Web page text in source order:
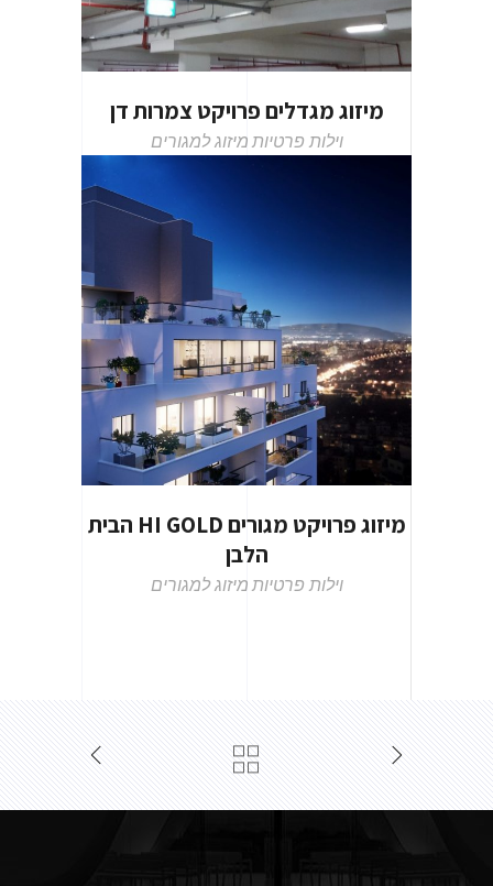
מיזוג מגדלים פרויקט צמרות דן
וילות פרטיות מיזוג למגורים
מיזוג פרויקט מגורים HI GOLD הבית
הלבן
וילות פרטיות מיזוג למגורים